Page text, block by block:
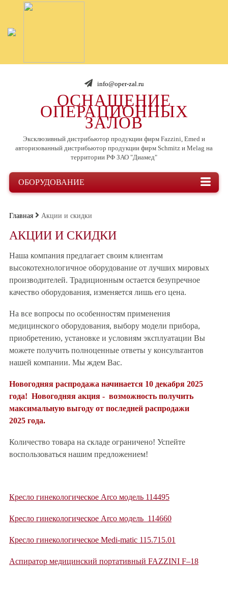
info@oper-zal.ru
ОСНАЩЕНИЕ
ОПЕРАЦИОННЫХ
ЗАЛОВ
Эксклюзивный дистрибьютор продукции фирм Fazzini, Emed и
авторизованный дистрибьютор продукции фирм Schmitz и Melag на
территории РФ ЗАО "Диамед"
ОБОРУДОВАНИЕ
Главная Акции и скидки
АКЦИИ И СКИДКИ
Наша компания предлагает своим клиентам
высокотехнологичное оборудование от лучших мировых
производителей. Традиционным остается безупречное
качество оборудования, изменяется лишь его цена.
На все вопросы по особенностям применения
медицинского оборудования, выбору модели прибора,
приобретению, установке и условиям эксплуатации Вы
можете получить полноценные ответы у консультантов
нашей компании. Мы ждем Вас.
Новогодняя распродажа начинается 10 декабря 2025
года! Новогодняя акция - возможность получить
максимальную выгоду от последней распродажи
2025 года.
Количество товара на складе ограничено! Успейте
воспользоваться нашим предложением!
Кресло гинекологическое Arco модель 114495
Кресло гинекологическое Arco модель 114660
Кресло гинекологическое Medi-matic 115.715.01
Аспиратор медицинский портативный FAZZINI F–18